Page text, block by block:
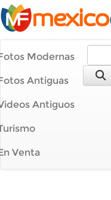
Modernas
Antiguas
Antiguos
Venta